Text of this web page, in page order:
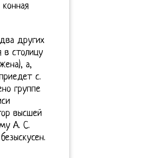
других
в столицу
а,
с.
группе
высшей
А. С.